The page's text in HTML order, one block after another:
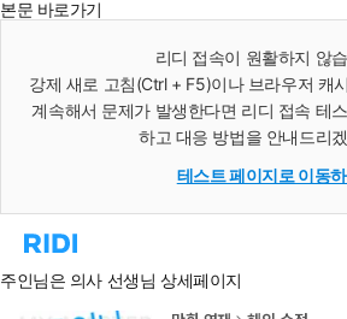
본문 바로가기
리디 접속이 원활하지 않
강제 새로 고침(Ctrl + F5)이나 브라우저 캐
계속해서 문제가 발생한다면 리디 접속 테
하고 대응 방법을 안내드리
테스트 페이지로 이동
리
홈
주인님은 의사 선생님 상세페이지